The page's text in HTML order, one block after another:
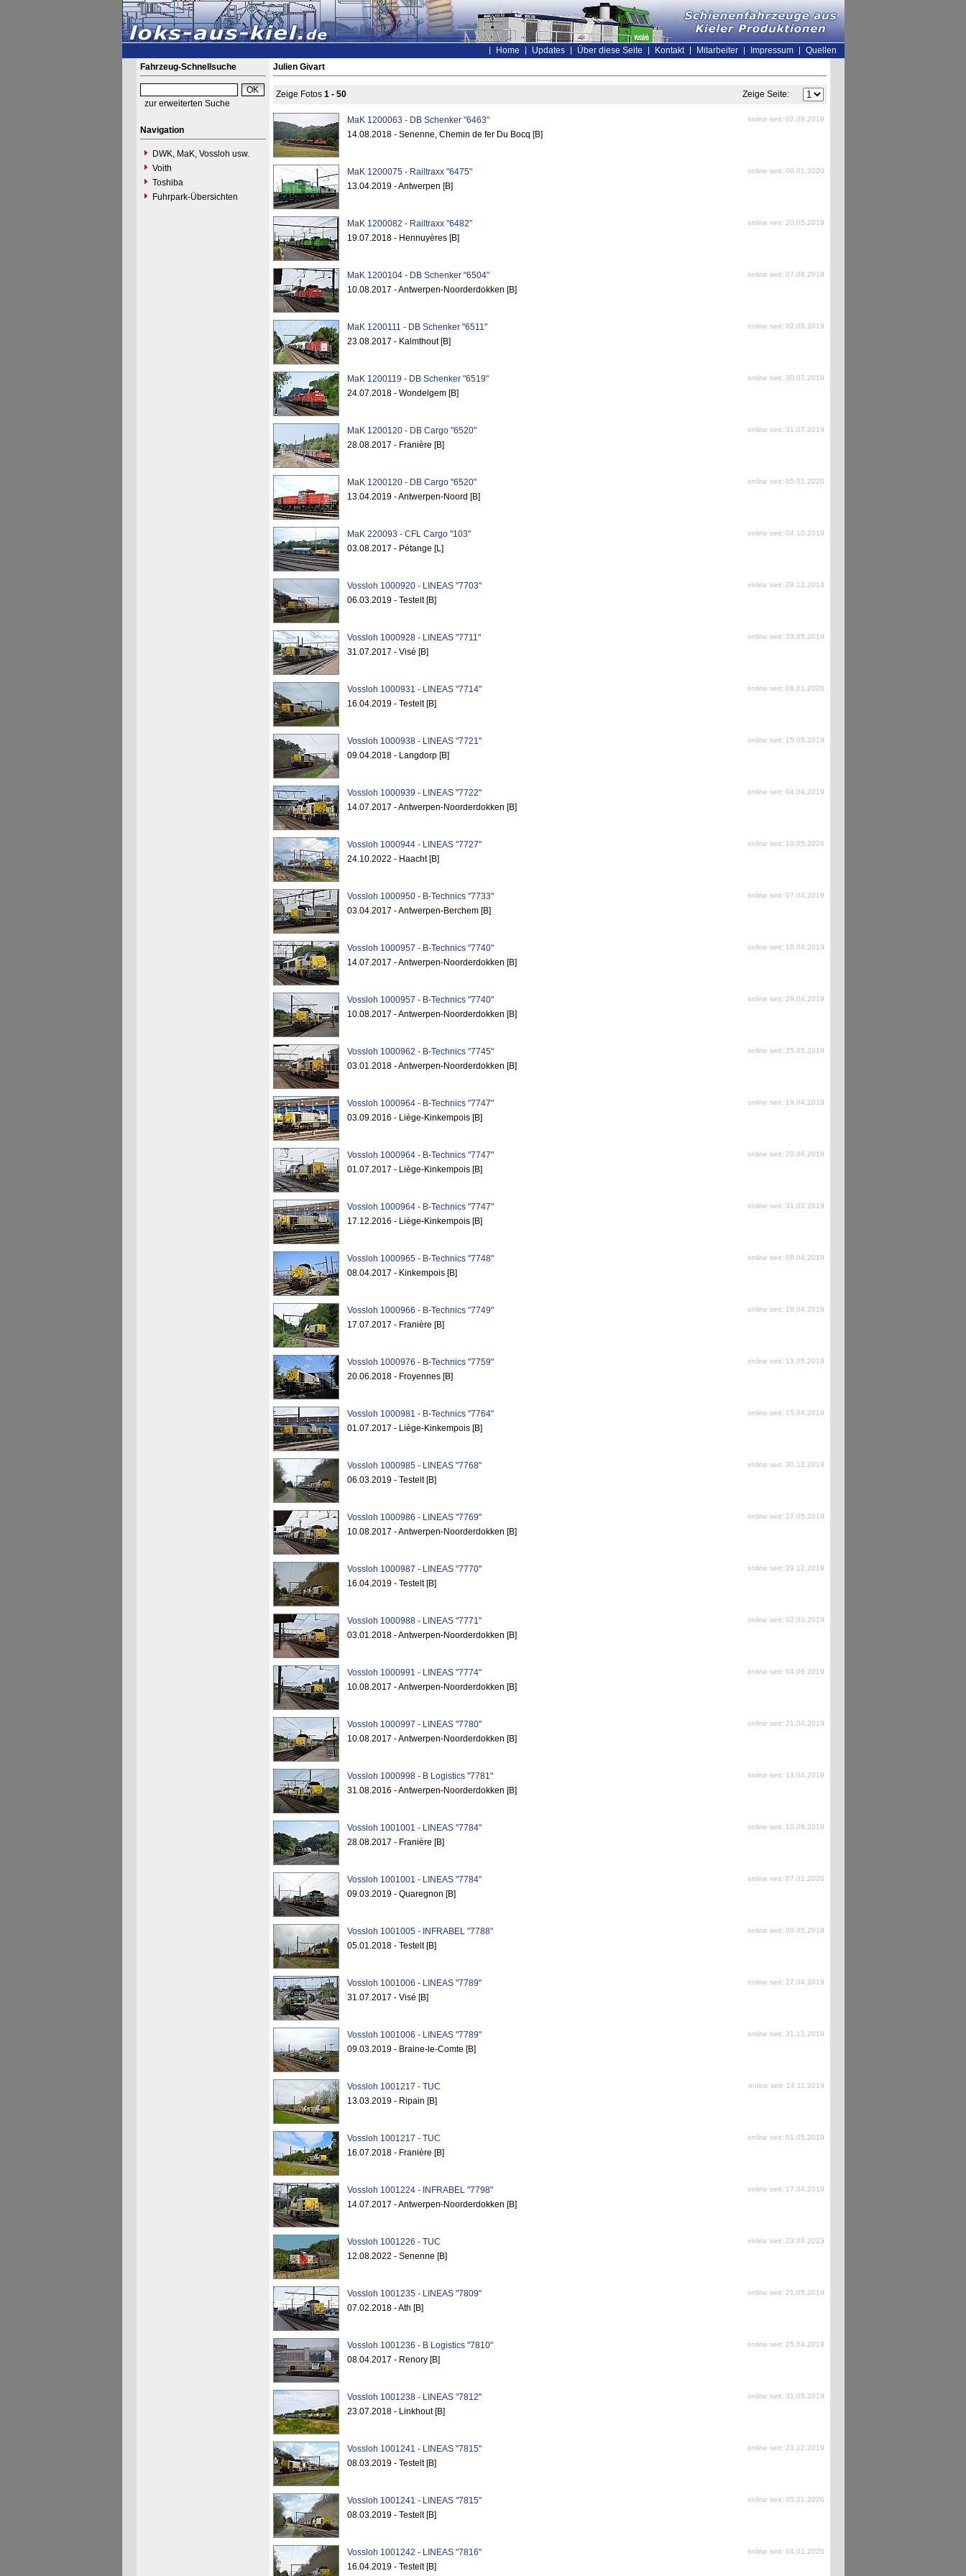
Home Updates Über diese Seite Kontakt Mitarbeiter Impressum
Quellen
Fahrzeug-Schnellsuche
zur erweiterten Suche
Navigation
DWK, MaK, Vossloh usw.
Voith
Toshiba
Fuhrpark-Übersichten
Julien Givart
Zeige Fotos 1 - 50 Zeige Seite:
MaK 1200063 - DB Schenker "6463" online seit: 02.09.2019
14.08.2018 - Senenne, Chemin de fer Du Bocq [B]
MaK 1200075 - Railtraxx "6475" online seit: 06.01.2020
13.04.2019 - Antwerpen [B]
MaK 1200082 - Railtraxx "6482" online seit: 20.05.2019
19.07.2018 - Hennuyères [B]
MaK 1200104 - DB Schenker "6504" online seit: 07.08.2019
10.08.2017 - Antwerpen-Noorderdokken [B]
MaK 1200111 - DB Schenker "6511" online seit: 02.08.2019
23.08.2017 - Kalmthout [B]
MaK 1200119 - DB Schenker "6519" online seit: 30.07.2019
24.07.2018 - Wondelgem [B]
MaK 1200120 - DB Cargo "6520" online seit: 31.07.2019
28.08.2017 - Franière [B]
MaK 1200120 - DB Cargo "6520" online seit: 05.01.2020
13.04.2019 - Antwerpen-Noord [B]
MaK 220093 - CFL Cargo "103" online seit: 04.10.2019
03.08.2017 - Pétange [L]
Vossloh 1000920 - LINEAS "7703" online seit: 28.12.2019
06.03.2019 - Testelt [B]
Vossloh 1000928 - LINEAS "7711" online seit: 23.05.2019
31.07.2017 - Visé [B]
Vossloh 1000931 - LINEAS "7714" online seit: 08.01.2020
16.04.2019 - Testelt [B]
Vossloh 1000938 - LINEAS "7721" online seit: 15.05.2019
09.04.2018 - Langdorp [B]
Vossloh 1000939 - LINEAS "7722" online seit: 04.04.2019
14.07.2017 - Antwerpen-Noorderdokken [B]
Vossloh 1000944 - LINEAS "7727" online seit: 10.05.2024
24.10.2022 - Haacht [B]
Vossloh 1000950 - B-Technics "7733" online seit: 07.04.2019
03.04.2017 - Antwerpen-Berchem [B]
Vossloh 1000957 - B-Technics "7740" online seit: 10.04.2019
14.07.2017 - Antwerpen-Noorderdokken [B]
Vossloh 1000957 - B-Technics "7740" online seit: 29.04.2019
10.08.2017 - Antwerpen-Noorderdokken [B]
Vossloh 1000962 - B-Technics "7745" online seit: 25.05.2019
03.01.2018 - Antwerpen-Noorderdokken [B]
Vossloh 1000964 - B-Technics "7747" online seit: 19.04.2019
03.09.2016 - Liège-Kinkempois [B]
Vossloh 1000964 - B-Technics "7747" online seit: 29.06.2019
01.07.2017 - Liège-Kinkempois [B]
Vossloh 1000964 - B-Technics "7747" online seit: 31.03.2019
17.12.2016 - Liège-Kinkempois [B]
Vossloh 1000965 - B-Technics "7748" online seit: 08.04.2019
08.04.2017 - Kinkempois [B]
Vossloh 1000966 - B-Technics "7749" online seit: 18.04.2019
17.07.2017 - Franière [B]
Vossloh 1000976 - B-Technics "7759" online seit: 13.05.2019
20.06.2018 - Froyennes [B]
Vossloh 1000981 - B-Technics "7764" online seit: 15.04.2019
01.07.2017 - Liège-Kinkempois [B]
Vossloh 1000985 - LINEAS "7768" online seit: 30.12.2019
06.03.2019 - Testelt [B]
Vossloh 1000986 - LINEAS "7769" online seit: 27.05.2019
10.08.2017 - Antwerpen-Noorderdokken [B]
Vossloh 1000987 - LINEAS "7770" online seit: 29.12.2019
16.04.2019 - Testelt [B]
Vossloh 1000988 - LINEAS "7771" online seit: 02.03.2019
03.01.2018 - Antwerpen-Noorderdokken [B]
Vossloh 1000991 - LINEAS "7774" online seit: 04.06.2019
10.08.2017 - Antwerpen-Noorderdokken [B]
Vossloh 1000997 - LINEAS "7780" online seit: 21.04.2019
10.08.2017 - Antwerpen-Noorderdokken [B]
Vossloh 1000998 - B Logistics "7781" online seit: 13.04.2019
31.08.2016 - Antwerpen-Noorderdokken [B]
Vossloh 1001001 - LINEAS "7784" online seit: 10.06.2019
28.08.2017 - Franière [B]
Vossloh 1001001 - LINEAS "7784" online seit: 07.01.2020
09.03.2019 - Quaregnon [B]
Vossloh 1001005 - INFRABEL "7788" online seit: 09.05.2019
05.01.2018 - Testelt [B]
Vossloh 1001006 - LINEAS "7789" online seit: 27.04.2019
31.07.2017 - Visé [B]
Vossloh 1001006 - LINEAS "7789" online seit: 31.12.2019
09.03.2019 - Braine-le-Comte [B]
Vossloh 1001217 - TUC online seit: 14.11.2019
13.03.2019 - Ripain [B]
Vossloh 1001217 - TUC online seit: 01.05.2019
16.07.2018 - Franière [B]
Vossloh 1001224 - INFRABEL "7798" online seit: 17.04.2019
14.07.2017 - Antwerpen-Noorderdokken [B]
Vossloh 1001226 - TUC online seit: 23.09.2023
12.08.2022 - Senenne [B]
Vossloh 1001235 - LINEAS "7809" online seit: 21.05.2019
07.02.2018 - Ath [B]
Vossloh 1001236 - B Logistics "7810" online seit: 25.04.2019
08.04.2017 - Renory [B]
Vossloh 1001238 - LINEAS "7812" online seit: 31.05.2019
23.07.2018 - Linkhout [B]
Vossloh 1001241 - LINEAS "7815" online seit: 23.12.2019
08.03.2019 - Testelt [B]
Vossloh 1001241 - LINEAS "7815" online seit: 05.01.2020
08.03.2019 - Testelt [B]
Vossloh 1001242 - LINEAS "7816" online seit: 04.01.2020
16.04.2019 - Testelt [B]